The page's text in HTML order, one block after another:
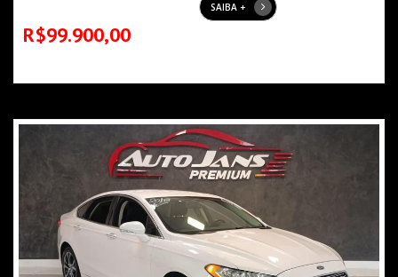
R$99.900,00
SAIBA +